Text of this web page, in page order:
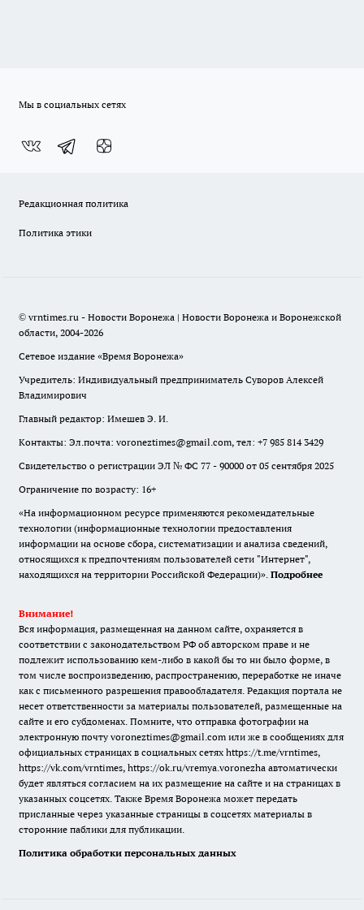
Мы в социальных сетях
Редакционная политика
Политика этики
© vrntimes.ru - Новости Воронежа | Новости Воронежа и Воронежской
области, 2004-2026
Сетевое издание «Время Воронежа»
Учредитель: Индивидуальный предприниматель Суворов Алексей
Владимирович
Главный редактор: Имешев Э. И.
Контакты: Эл.почта: voroneztimes@gmail.com, тел: +7 985 814 3429
Свидетельство о регистрации ЭЛ № ФС 77 - 90000 от 05 сентября 2025
Ограничение по возрасту: 16+
«На информационном ресурсе применяются рекомендательные
технологии (информационные технологии предоставления
информации на основе сбора, систематизации и анализа сведений,
относящихся к предпочтениям пользователей сети "Интернет",
находящихся на территории Российской Федерации)». Подробнее
Внимание!
Вся информация, размещенная на данном сайте, охраняется в
соответствии с законодательством РФ об авторском праве и не
подлежит использованию кем-либо в какой бы то ни было форме, в
том числе воспроизведению, распространению, переработке не иначе
как с письменного разрешения правообладателя. Редакция портала не
несет ответственности за материалы пользователей, размещенные на
сайте и его субдоменах. Помните, что отправка фотографии на
электронную почту voroneztimes@gmail.com или же в сообщениях для
официальных страницах в социальных сетях https://t.me/vrntimes,
https://vk.com/vrntimes, https://ok.ru/vremya.voronezha автоматически
будет являться согласием на их размещение на сайте и на страницах в
указанных соцсетях. Также Время Воронежа может передать
присланные через указанные страницы в соцсетях материалы в
сторонние паблики для публикации.
Политика обработки персональных данных